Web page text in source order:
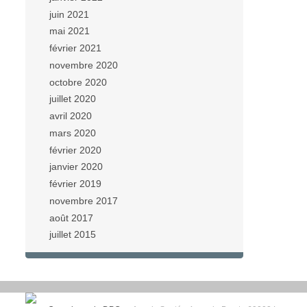
juin 2021
mai 2021
février 2021
novembre 2020
octobre 2020
juillet 2020
avril 2020
mars 2020
février 2020
janvier 2020
février 2019
novembre 2017
août 2017
juillet 2015